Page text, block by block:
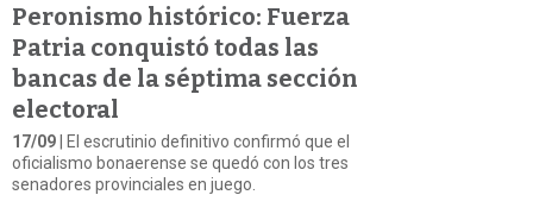
Peronismo histórico: Fuerza
Patria conquistó todas las
bancas de la séptima sección
electoral
17/09| El escrutinio definitivo confirmó que el
oficialismo bonaerense se quedó con los tres
senadores provinciales en juego.